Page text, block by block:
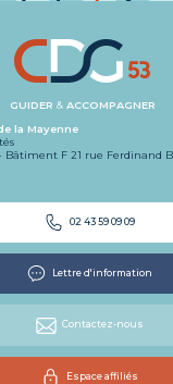
GUIDER & ACCOMPAGNER
la Mayenne
Bâtiment F 21 rue Ferdinand
02 43 59 09 09
Lettre d'information
Contactez-nous
Espace affiliés